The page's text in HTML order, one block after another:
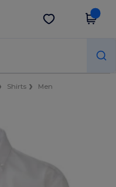
Λήψη app
Shirts
Men